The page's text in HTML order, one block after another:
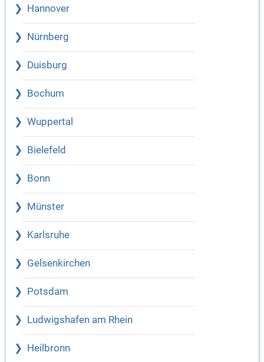
Hannover
Nürnberg
Duisburg
Bochum
Wuppertal
Bielefeld
Bonn
Münster
Karlsruhe
Gelsenkirchen
Potsdam
Ludwigshafen am Rhein
Heilbronn